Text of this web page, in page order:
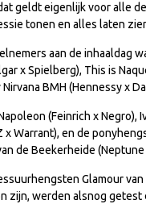
geldt eigenlijk voor alle
tonen en alles laten
aan de inhaaldag
x Spielberg), This is
Nirvana BMH (Hennessy x
(Feinrich x Negro),
x Warrant), en de
de Beekerheide
Glamour
zijn, werden alsnog getest